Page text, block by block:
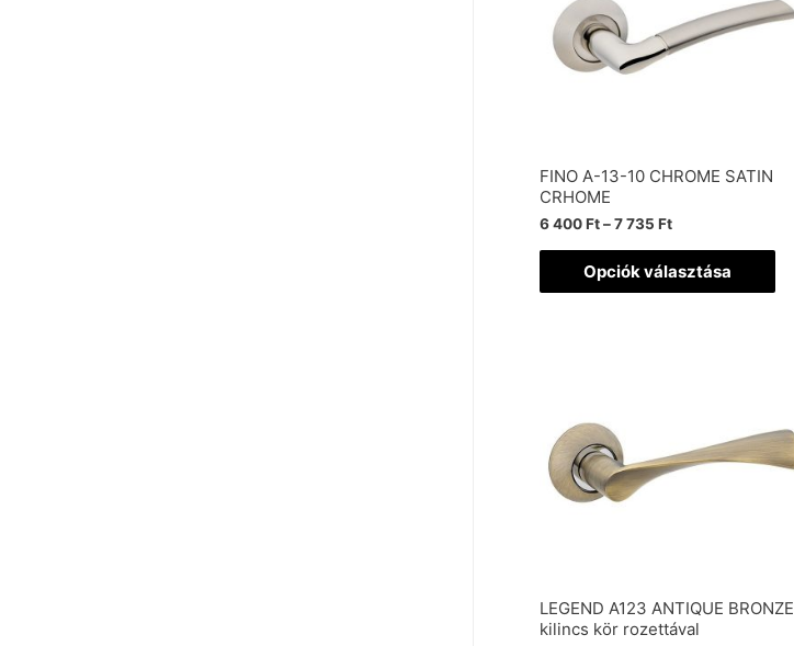
FINO A-13-10 CHROME SATIN
CRHOME
6 400Ft–7 735 Ft
Opciók választása
LEGEND A123 ANTIQUE BRONZE
kilincs kör rozettával